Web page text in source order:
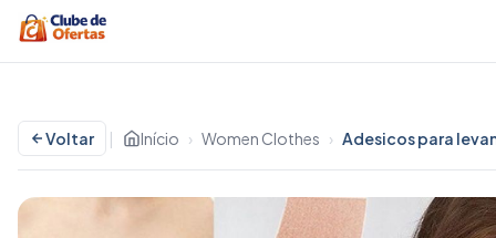
Voltar | Início › Women Clothes ›